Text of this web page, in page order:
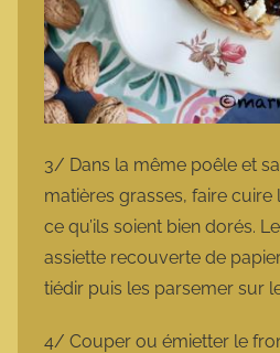
3/ Dans la même poêle et
matières grasses, faire cuire
ce qu’ils soient bien dorés.
assiette recouverte de
tiédir puis les parsemer sur
4/ Couper ou émietter le